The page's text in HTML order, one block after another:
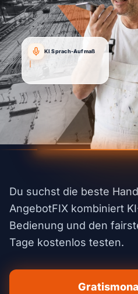
Du suchst die beste
AngebotFIX kombiniert
Bedienung und den
Tage kostenlos testen.
KI Sprach-Aufmaß
"Angebot für Kunde Mülle